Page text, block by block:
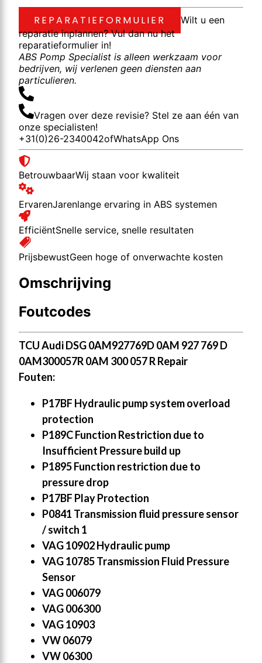
REPARATIEFORMULIER
Wilt u een
reparatie inplannen? Vul dan nu het
reparatieformulier in!
ABS Pomp Specialist is alleen werkzaam voor
bedrijven, wij verlenen geen diensten aan
particulieren.
Vragen over deze revisie? Stel ze aan één van
onze specialisten!
+31(0)26-2340042ofWhatsApp Ons
BetrouwbaarWij staan voor kwaliteit
ErvarenJarenlange ervaring in ABS systemen
EfficiëntSnelle service, snelle resultaten
PrijsbewustGeen hoge of onverwachte kosten
Omschrijving
Foutcodes
TCU Audi DSG 0AM927769D 0AM 927 769 D
0AM300057R 0AM 300 057 R Repair
Fouten:
P17BF Hydraulic pump system overload
protection
P189C Function Restriction due to
Insufficient Pressure build up
P1895 Function restriction due to
pressure drop
P17BF Play Protection
P0841 Transmission fluid pressure sensor
/ switch 1
VAG 10902 Hydraulic pump
VAG 10785 Transmission Fluid Pressure
Sensor
VAG 006079
VAG 006300
VAG 10903
VW 06079
VW 06300